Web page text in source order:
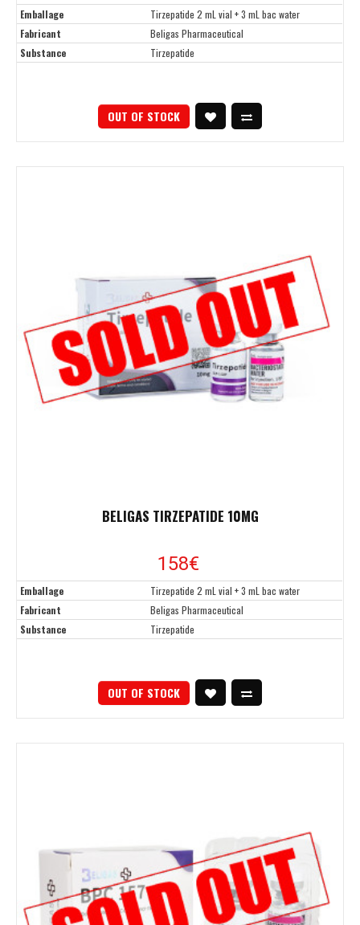
Emballage
Tirzepatide 2 mL vial + 3 mL bac water
Fabricant
Beligas Pharmaceutical
Substance
Tirzepatide
OUT OF STOCK
BELIGAS TIRZEPATIDE 10MG
158€
Emballage
Tirzepatide 2 mL vial + 3 mL bac water
Fabricant
Beligas Pharmaceutical
Substance
Tirzepatide
OUT OF STOCK